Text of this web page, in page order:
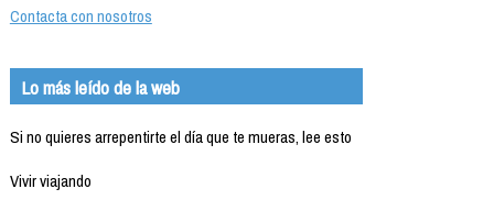
Contacta con nosotros
Lo más leído de la web
Si no quieres arrepentirte el día que te mueras, lee esto
Vivir viajando